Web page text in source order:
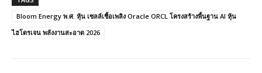
Bloom Energy พ.ศ. หุ้น เซลล์เชื้อเพลิง Oracle ORCL โครงสร้างพื้นฐาน AI หุ้น
ไฮโดรเจน พลังงานสะอาด 2026